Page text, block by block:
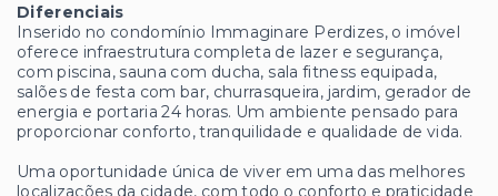
Diferenciais
Inserido no condomínio Immaginare Perdizes, o imóvel
oferece infraestrutura completa de lazer e segurança,
com piscina, sauna com ducha, sala fitness equipada,
salões de festa com bar, churrasqueira, jardim, gerador de
energia e portaria 24 horas. Um ambiente pensado para
proporcionar conforto, tranquilidade e qualidade de vida.
Uma oportunidade única de viver em uma das melhores
localizações da cidade, com todo o conforto e praticidade